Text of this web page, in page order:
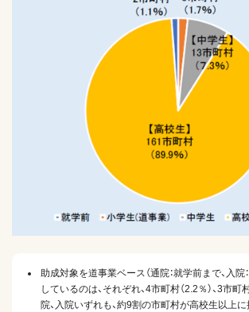
助成対象を道事業ベース（通院：就学前まで、入院
しているのは、それぞれ、4市町村（2.2％）、3市町
院、入院いずれも、約9割の市町村が高校生以上に